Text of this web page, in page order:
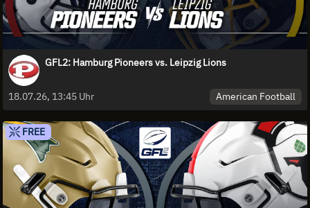
GFL2: Hamburg Pioneers vs. Leipzig Lions
18.07.26, 13:45 Uhr American Football
FREE